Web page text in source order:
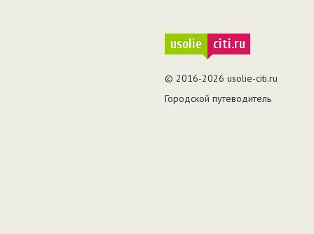
usolie citi.ru
© 2016-2026 usolie-citi.ru
Городской путеводитель